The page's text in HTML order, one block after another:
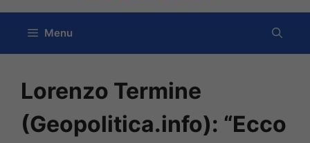
contenuto
Menu
Lorenzo Termine
(Geopolitica.info): “Ecco